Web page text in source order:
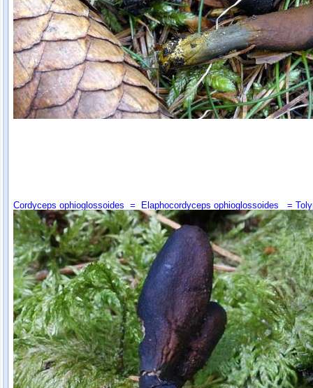
Cordyceps ophioglossoides = Elaphocordyceps ophioglossoides =